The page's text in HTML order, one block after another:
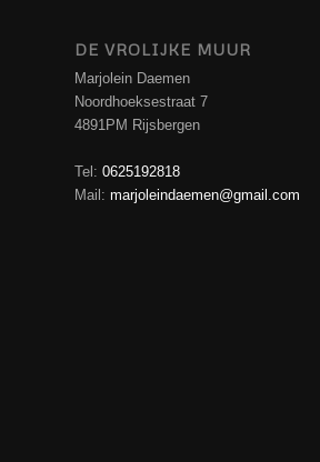
DE VROLIJKE MUUR
Marjolein Daemen
Noordhoeksestraat 7
4891PM Rijsbergen
Tel: 0625192818
Mail: marjoleindaemen@gmail.com